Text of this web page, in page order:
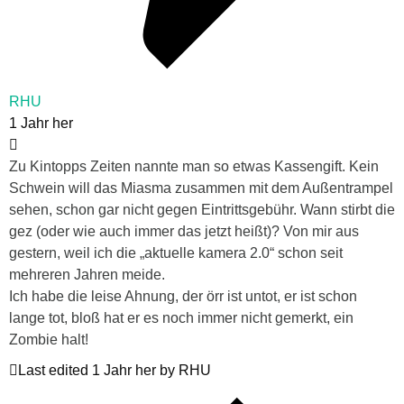
RHU
1 Jahr her
Zu Kintopps Zeiten nannte man so etwas Kassengift. Kein
Schwein will das Miasma zusammen mit dem Außentrampel
sehen, schon gar nicht gegen Eintrittsgebühr. Wann stirbt die
gez (oder wie auch immer das jetzt heißt)? Von mir aus
gestern, weil ich die „aktuelle kamera 2.0“ schon seit
mehreren Jahren meide.
Ich habe die leise Ahnung, der örr ist untot, er ist schon
lange tot, bloß hat er es noch immer nicht gemerkt, ein
Zombie halt!
Last edited 1 Jahr her by RHU